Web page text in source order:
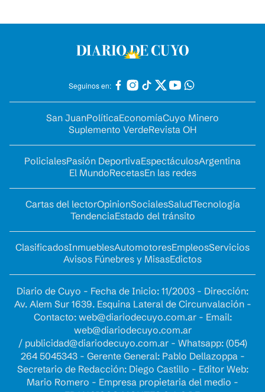
Seguinos en:
San JuanPolíticaEconomíaCuyo Minero
Suplemento VerdeRevista OH
PolicialesPasión DeportivaEspectáculosArgentina
El MundoRecetasEn las redes
Cartas del lectorOpinionSocialesSaludTecnología
TendenciaEstado del tránsito
ClasificadosInmueblesAutomotoresEmpleosServicios
Avisos Fúnebres y MisasEdictos
Diario de Cuyo - Fecha de Inicio: 11/2003 - Dirección:
Av. Alem Sur 1639. Esquina Lateral de Circunvalación -
Contacto: web@diariodecuyo.com.ar- Email:
web@diariodecuyo.com.ar
/ publicidad@diariodecuyo.com.ar- Whatsapp: (054)
264 5045343 - Gerente General: Pablo Dellazoppa -
Secretario de Redacción: Diego Castillo - Editor Web:
Mario Romero - Empresa propietaria del medio -